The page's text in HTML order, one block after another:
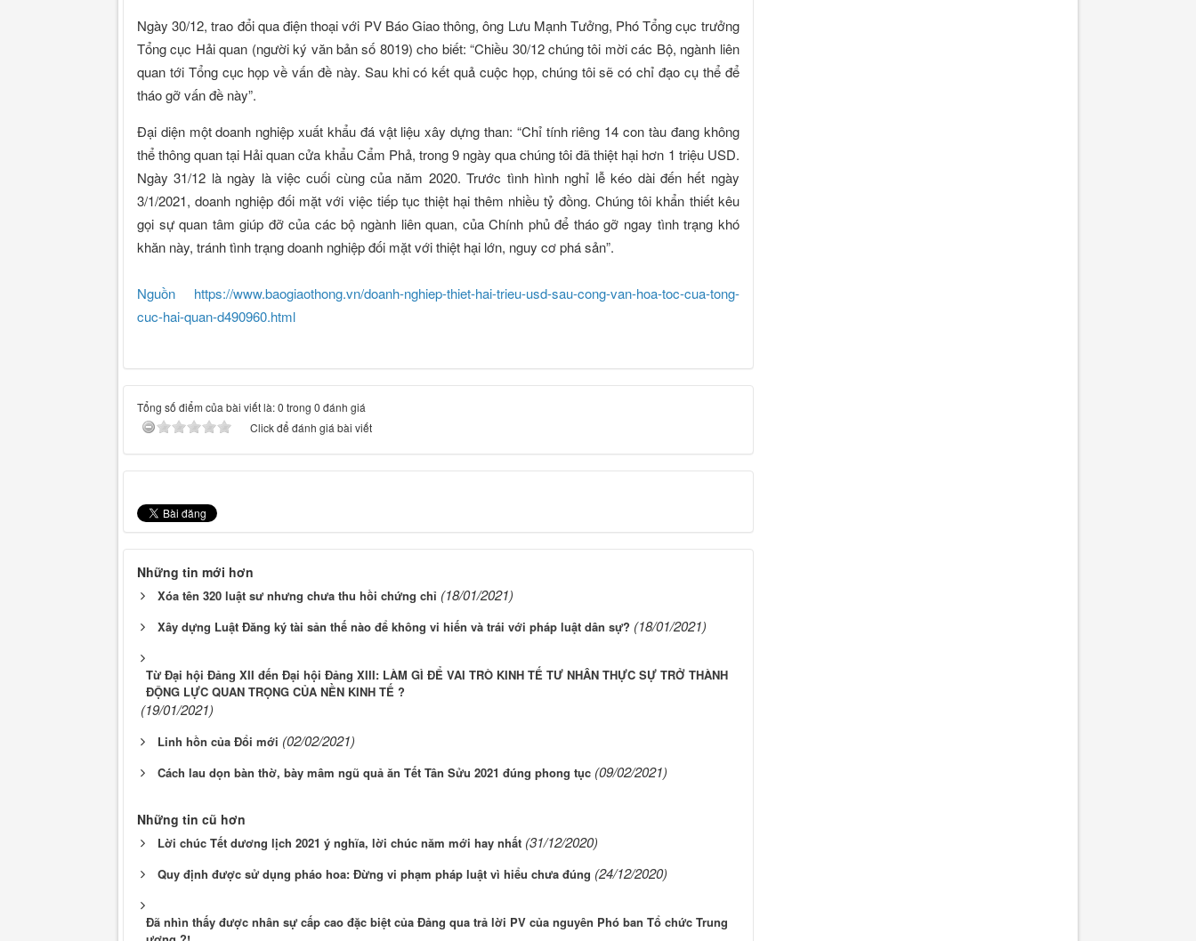
Ngày 30/12, trao đổi qua điện thoại với PV Báo Giao thông, ông Lưu Mạnh Tưởng, Phó Tổng cục trưởng
Tổng cục Hải quan (người ký văn bản số 8019) cho biết: “Chiều 30/12 chúng tôi mời các Bộ, ngành liên
quan tới Tổng cục họp về vấn đề này. Sau khi có kết quả cuộc họp, chúng tôi sẽ có chỉ đạo cụ thể để
tháo gỡ vấn đề này”.
Đại diện một doanh nghiệp xuất khẩu đá vật liệu xây dựng than: “Chỉ tính riêng 14 con tàu đang không
thể thông quan tại Hải quan cửa khẩu Cẩm Phả, trong 9 ngày qua chúng tôi đã thiệt hại hơn 1 triệu USD.
Ngày 31/12 là ngày là việc cuối cùng của năm 2020. Trước tình hình nghỉ lễ kéo dài đến hết ngày
3/1/2021, doanh nghiệp đối mặt với việc tiếp tục thiệt hại thêm nhiều tỷ đồng. Chúng tôi khẩn thiết kêu
gọi sự quan tâm giúp đỡ của các bộ ngành liên quan, của Chính phủ để tháo gỡ ngay tình trạng khó
khăn này, tránh tình trạng doanh nghiệp đối mặt với thiệt hại lớn, nguy cơ phá sản”.
Nguồn https://www.baogiaothong.vn/doanh-nghiep-thiet-hai-trieu-usd-sau-cong-van-hoa-toc-cua-tong-
cuc-hai-quan-d490960.html
Tổng số điểm của bài viết là: 0 trong 0 đánh giá
Click để đánh giá bài viết
Những tin mới hơn
Xóa tên 320 luật sư nhưng chưa thu hồi chứng chỉ (18/01/2021)
Xây dựng Luật Đăng ký tài sản thế nào để không vi hiến và trái với pháp luật dân sự? (18/01/2021)
Từ Đại hội Đảng XII đến Đại hội Đảng XIII: LÀM GÌ ĐỂ VAI TRÒ KINH TẾ TƯ NHÂN THỰC SỰ TRỞ THÀNH
ĐỘNG LỰC QUAN TRỌNG CỦA NỀN KINH TẾ ?
(19/01/2021)
Linh hồn của Đổi mới (02/02/2021)
Cách lau dọn bàn thờ, bày mâm ngũ quả ăn Tết Tân Sửu 2021 đúng phong tục (09/02/2021)
Những tin cũ hơn
Lời chúc Tết dương lịch 2021 ý nghĩa, lời chúc năm mới hay nhất (31/12/2020)
Quy định được sử dụng pháo hoa: Đừng vi phạm pháp luật vì hiểu chưa đúng (24/12/2020)
Đã nhìn thấy được nhân sự cấp cao đặc biệt của Đảng qua trả lời PV của nguyên Phó ban Tổ chức Trung